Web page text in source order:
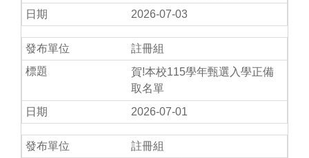
2026-07-03
註冊組
賀!本校115學年甄選入學正備
取名單
2026-07-01
註冊組